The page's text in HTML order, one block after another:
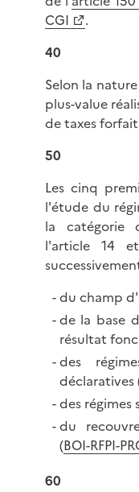
CGI
.
40
Selon la
plus-value
de taxes
50
Les cinq
l'étude du
la catégorie
l'article 14
du champ
de la base
résultat
des
déclaratives
des régimes
du
(BOI-RFPI-
60